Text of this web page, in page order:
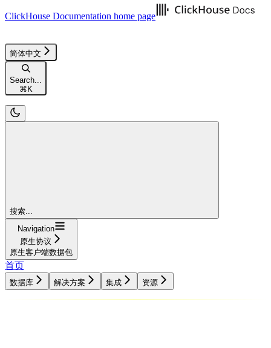
ClickHouse Documentation home page
简体中文
Search...
⌘ K
搜索...
Navigation
原生协议
原生客户端数据包
首页
数据库 解决方案 集成 资源